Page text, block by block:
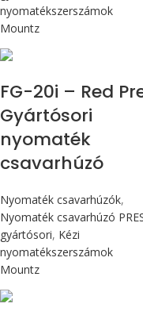
nyomatékszerszámok
Mountz
FG-20i – Red
Gyártósori
nyomaték
csavarhúzó
Nyomaték csavarhúzók,
Nyomaték csavarhúzó
gyártósori, Kézi
nyomatékszerszámok
Mountz